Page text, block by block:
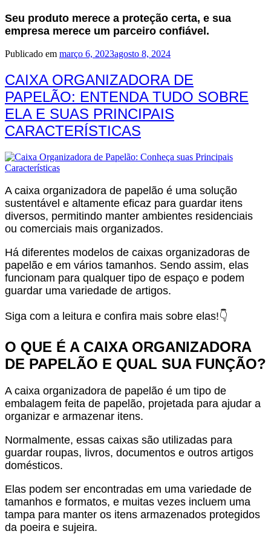
Seu produto merece a proteção certa, e sua
empresa merece um parceiro confiável.
Publicado em março 6, 2023agosto 8, 2024
CAIXA ORGANIZADORA DE
PAPELÃO: ENTENDA TUDO SOBRE
ELA E SUAS PRINCIPAIS
CARACTERÍSTICAS
A caixa organizadora de papelão é uma solução
sustentável e altamente eficaz para guardar itens
diversos, permitindo manter ambientes residenciais
ou comerciais mais organizados.
Há diferentes modelos de caixas organizadoras de
papelão e em vários tamanhos. Sendo assim, elas
funcionam para qualquer tipo de espaço e podem
guardar uma variedade de artigos.
Siga com a leitura e confira mais sobre elas!👇
O QUE É A CAIXA ORGANIZADORA
DE PAPELÃO E QUAL SUA FUNÇÃO?
A caixa organizadora de papelão é um tipo de
embalagem feita de papelão, projetada para ajudar a
organizar e armazenar itens.
Normalmente, essas caixas são utilizadas para
guardar roupas, livros, documentos e outros artigos
domésticos.
Elas podem ser encontradas em uma variedade de
tamanhos e formatos, e muitas vezes incluem uma
tampa para manter os itens armazenados protegidos
da poeira e sujeira.